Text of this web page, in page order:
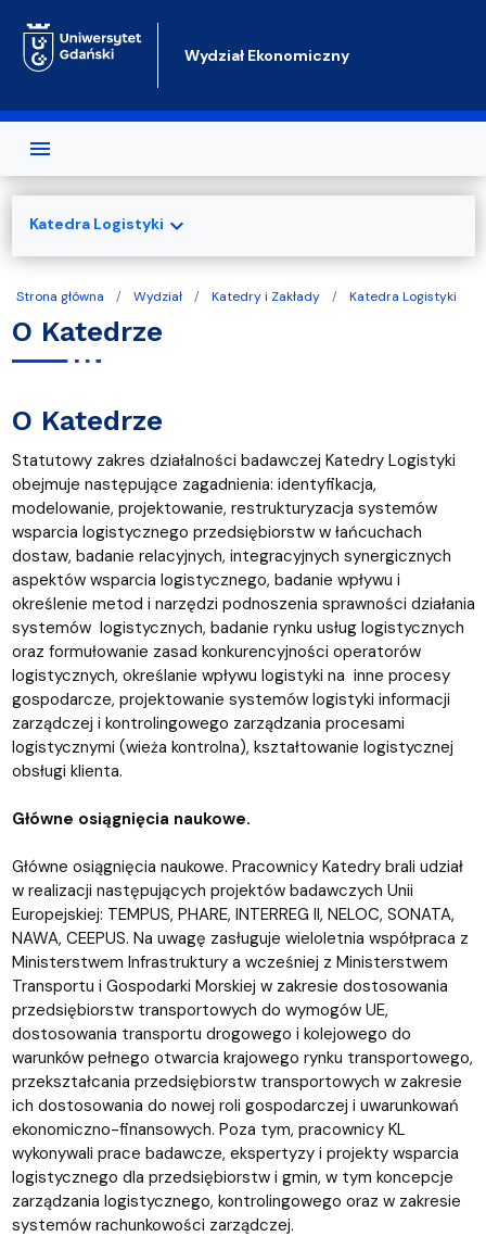
Wydział Ekonomiczny
Strona główna Wydział Katedry i Zakłady Katedra Logistyki
O Katedrze
O Katedrze
Statutowy zakres działalności badawczej Katedry Logistyki
obejmuje następujące zagadnienia: identyfikacja,
modelowanie, projektowanie, restrukturyzacja systemów
wsparcia logistycznego przedsiębiorstw w łańcuchach
dostaw, badanie relacyjnych, integracyjnych synergicznych
aspektów wsparcia logistycznego, badanie wpływu i
określenie metod i narzędzi podnoszenia sprawności działania
systemów logistycznych, badanie rynku usług logistycznych
oraz formułowanie zasad konkurencyjności operatorów
logistycznych, określanie wpływu logistyki na inne procesy
gospodarcze, projektowanie systemów logistyki informacji
zarządczej i kontrolingowego zarządzania procesami
logistycznymi (wieża kontrolna), kształtowanie logistycznej
obsługi klienta.
Główne osiągnięcia naukowe.
Główne osiągnięcia naukowe. Pracownicy Katedry brali udział
w realizacji następujących projektów badawczych Unii
Europejskiej: TEMPUS, PHARE, INTERREG II, NELOC, SONATA,
NAWA, CEEPUS. Na uwagę zasługuje wieloletnia współpraca z
Ministerstwem Infrastruktury a wcześniej z Ministerstwem
Transportu i Gospodarki Morskiej w zakresie dostosowania
przedsiębiorstw transportowych do wymogów UE,
dostosowania transportu drogowego i kolejowego do
warunków pełnego otwarcia krajowego rynku transportowego,
przekształcania przedsiębiorstw transportowych w zakresie
ich dostosowania do nowej roli gospodarczej i uwarunkowań
ekonomiczno-finansowych. Poza tym, pracownicy KL
wykonywali prace badawcze, ekspertyzy i projekty wsparcia
logistycznego dla przedsiębiorstw i gmin, w tym koncepcje
zarządzania logistycznego, kontrolingowego oraz w zakresie
systemów rachunkowości zarządczej.
Katedra Logistyki expand_more